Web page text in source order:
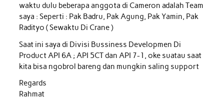
waktu dulu beberapa anggota di Cameron adalah Team
saya : Seperti : Pak Badru, Pak Agung, Pak Yamin, Pak
Radityo ( Sewaktu Di Crane )
Saat ini saya di Divisi Bussiness Developmen Di
Product API 6A ; API 5CT dan API 7-1, oke suatau saat
kita bisa ngobrol bareng dan mungkin saling support
Regards
Rahmat